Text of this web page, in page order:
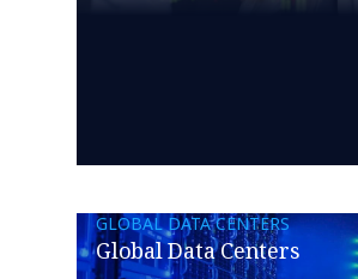
GLOBAL DATA CENTERS
Global Data Centers